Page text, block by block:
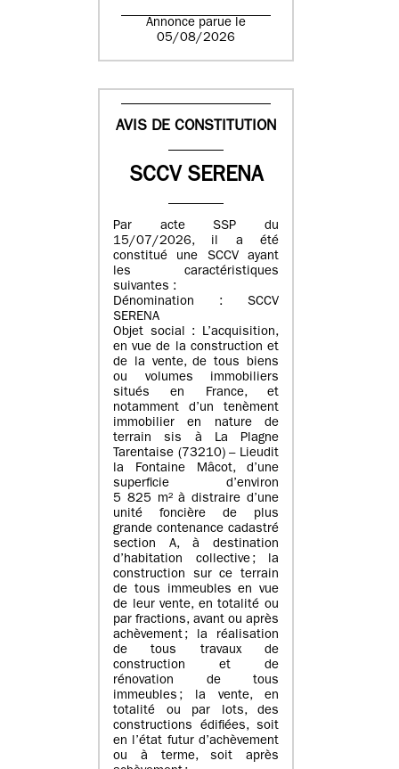
Annonce parue le
05/08/2026
AVIS DE CONSTITUTION
SCCV SERENA
Par acte SSP du
15/07/2026, il a été
constitué une SCCV ayant
les caractéristiques
suivantes :
Dénomination : SCCV
SERENA
Objet social : L’acquisition,
en vue de la construction et
de la vente, de tous biens
ou volumes immobiliers
situés en France, et
notamment d’un tenèment
immobilier en nature de
terrain sis à La Plagne
Tarentaise (73210) – Lieudit
la Fontaine Mâcot, d’une
superficie d’environ
5 825 m² à distraire d’une
unité foncière de plus
grande contenance cadastré
section A, à destination
d’habitation collective ; la
construction sur ce terrain
de tous immeubles en vue
de leur vente, en totalité ou
par fractions, avant ou après
achèvement ; la réalisation
de tous travaux de
construction et de
rénovation de tous
immeubles ; la vente, en
totalité ou par lots, des
constructions édifiées, soit
en l’état futur d’achèvement
ou à terme, soit après